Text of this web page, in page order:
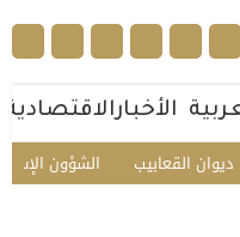
الأخبارالاقتصادية
الشؤون القعابيب